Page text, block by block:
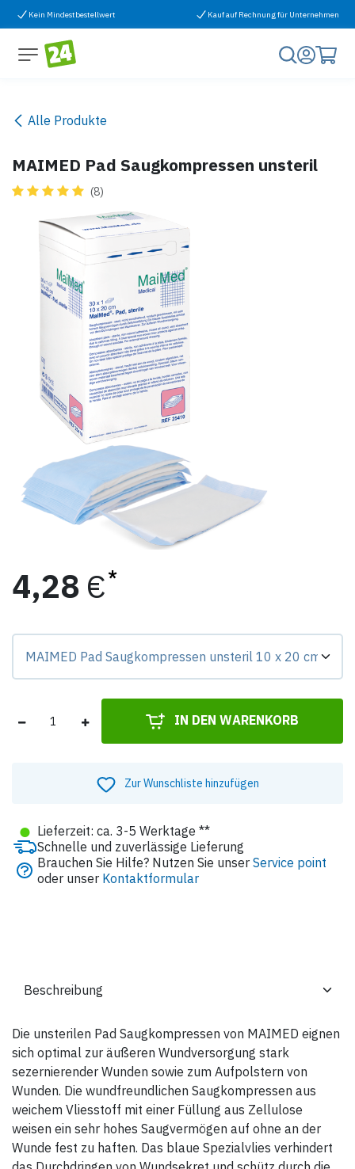
Zum Inhalt springen
Kein Mindestbestellwert Kauf auf Rechnung für Unternehmen
Alle Produkte
MAIMED Pad Saugkompressen unsteril
(8)
4,28 €
IN DEN WARENKORB
Zur Wunschliste hinzufügen
● Lieferzeit: ca. 3-5 Werktage **
Schnelle und zuverlässige Lieferung
Brauchen Sie Hilfe? Nutzen Sie unser Service point
oder unser Kontaktformular
Die unsterilen Pad Saugkompressen von MAIMED eignen
sich optimal zur äußeren Wundversorgung stark
sezernierender Wunden sowie zum Aufpolstern von
Wunden. Die wundfreundlichen Saugkompressen aus
weichem Vliesstoff mit einer Füllung aus Zellulose
weisen ein sehr hohes Saugvermögen auf ohne an der
Wunde fest zu haften. Das blaue Spezialvlies verhindert